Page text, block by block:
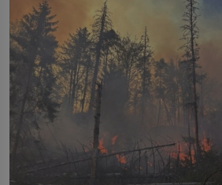
nemožného ani v naší přírodě. […]